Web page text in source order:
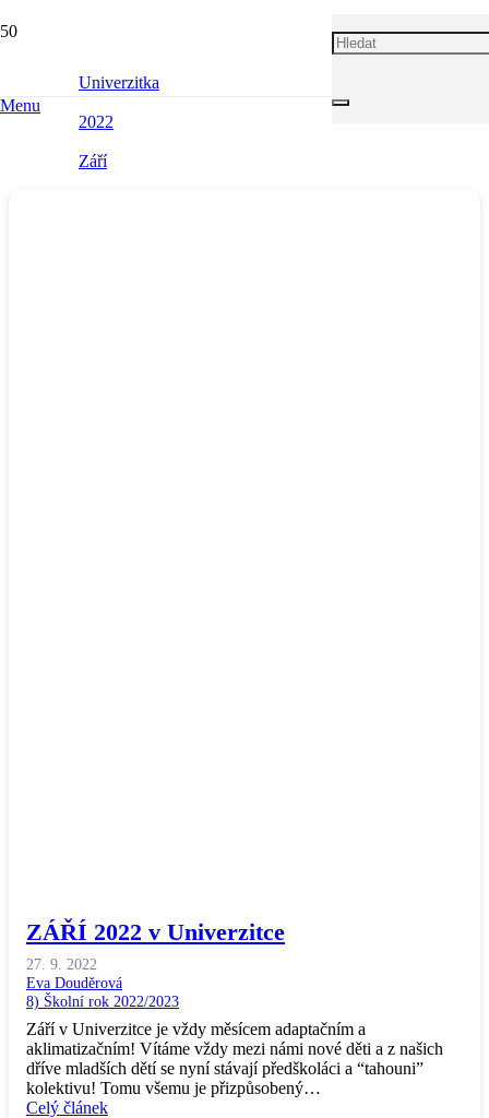
Menu
Univerzitka
2022
Září
ZÁŘÍ 2022 v Univerzitce
27. 9. 2022
Eva Douděrová
8) Školní rok 2022/2023
Září v Univerzitce je vždy měsícem adaptačním a
aklimatizačním! Vítáme vždy mezi námi nové děti a z našich
dříve mladších dětí se nyní stávají předškoláci a “tahouni”
kolektivu! Tomu všemu je přizpůsobený…
Celý článek